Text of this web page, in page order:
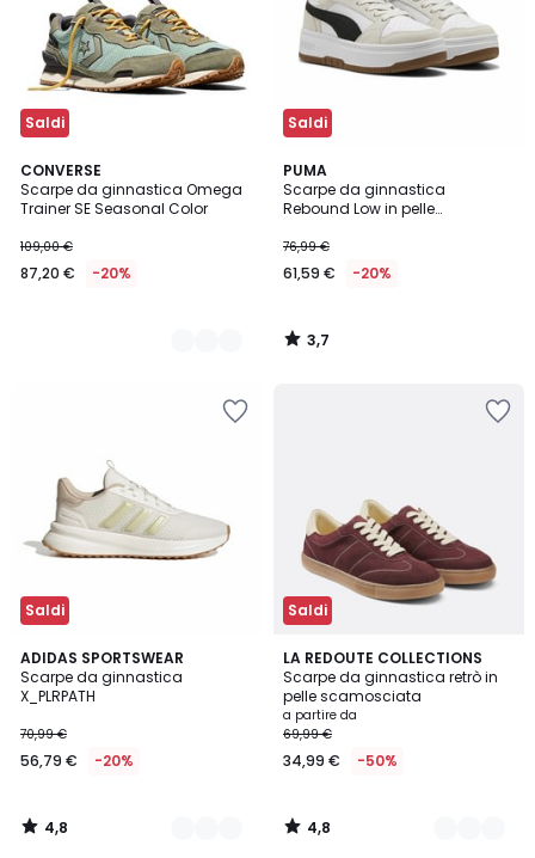
Saldi
CONVERSE
Scarpe da ginnastica Omega
Trainer SE Seasonal Color
109,00 €
87,20 € -20%
2
Colori
Saldi
PUMA
Scarpe da ginnastica
Rebound Low in pelle
76,99 €
61,59 € -20%
3,7
/ 5
3,7
/
Saldi
ADIDAS SPORTSWEAR
Scarpe da ginnastica
X_PLRPATH
70,99 €
56,79 € -20%
4,8
/ 5
2
Colori
4,8
/
Saldi
LA REDOUTE COLLECTIONS
Scarpe da ginnastica retrò in
pelle scamosciata
a partire da
69,99 €
34,99 € -50%
4,8
/ 5
2
Colori
4,8
/